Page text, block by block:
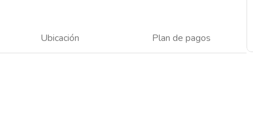
Ubicación Plan de pagos